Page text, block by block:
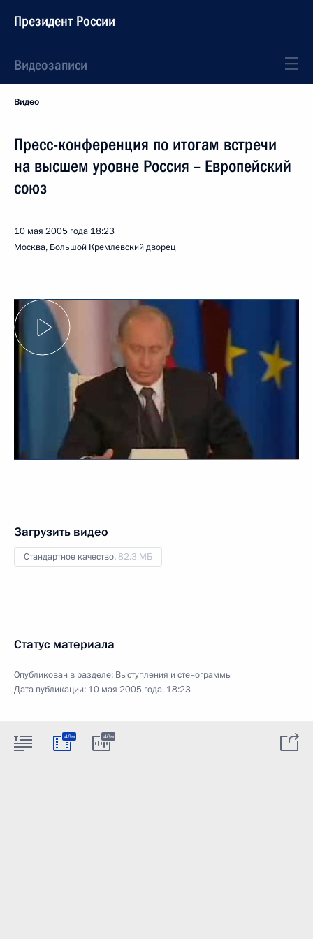
Президент России
Видеозаписи
Видео
Пресс-конференция по итогам встречи
на высшем уровне Россия – Европейский
союз
10 мая 2005 года 18:23
Москва, Большой Кремлевский дворец
Загрузить видео
Стандартное качество,82.3 МБ
Статус материала
Опубликован в разделе: Выступления и стенограммы
Дата публикации: 10 мая 2005 года, 18:23
46м 46м